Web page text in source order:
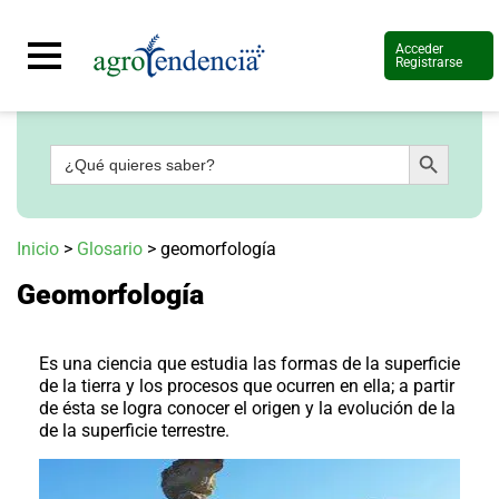
Acceder
Registrarse
Señal
en
más
Agrotendencia
Planes
Glosario
Agroshow
Regístrate
Buscar: Botón de búsqueda
Inicio > Glosario > geomorfología
Geomorfología
Es una ciencia que estudia las formas de la superficie
de la tierra y los procesos que ocurren en ella; a partir
de ésta se logra conocer el origen y la evolución de la
de la superficie terrestre.